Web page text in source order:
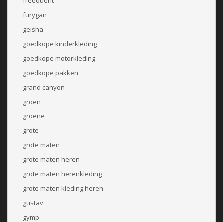
furygan
geisha
goedkope kinderkleding
goedkope motorkleding
goedkope pakken
grand canyon
groen
groene
grote
grote maten
grote maten heren
grote maten herenkleding
grote maten kleding heren
gustav
gymp